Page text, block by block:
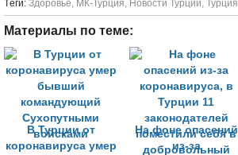
Tеги: Здоровье, МК-Турция, Новости Турции, Турция
Материалы по теме:
В Турции от
коронавируса умер
На фоне опасений
из-за